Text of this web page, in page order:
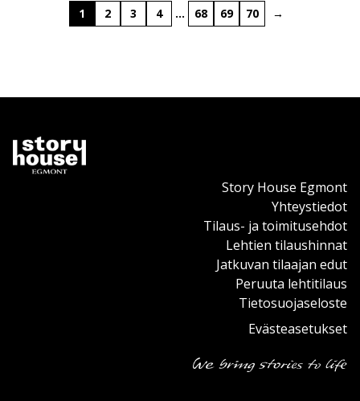
1 2 3 4 … 68 69 70 →
Story House Egmont
Yhteystiedot
Tilaus- ja toimitusehdot
Lehtien tilaushinnat
Jatkuvan tilaajan edut
Peruuta lehtitilaus
Tietosuojaseloste
Evästeasetukset